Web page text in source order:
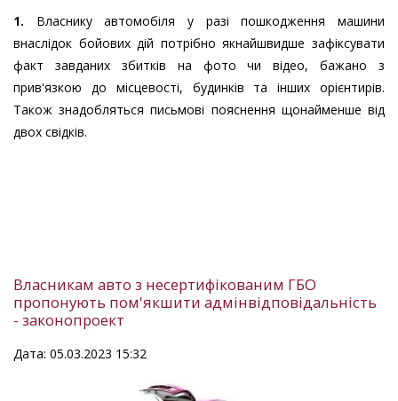
1. Власнику автомобіля у разі пошкодження машини
внаслідок бойових дій потрібно якнайшвидше зафіксувати
факт завданих збитків на фото чи відео, бажано з
прив'язкою до місцевості, будинків та інших орієнтирів.
Також знадобляться письмові пояснення щонайменше від
двох свідків.
Власникам авто з несертифікованим ГБО
пропонують пом'якшити адмінвідповідальність
- законопроект
Дата: 05.03.2023 15:32